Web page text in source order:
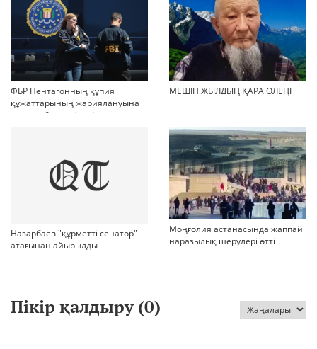
бейімдеудің медиа-стратегиясы
ФБР Пентагонның құпия
құжаттарының жариялануына
қатысы бар күдіктіні қамады
МЕШІН ЖЫЛДЫҢ ҚАРА ӨЛЕҢІ
Назарбаев "құрметті сенатор"
атағынан айырылды
Моңғолия астанасында жаппай
наразылық шерулері өтті
Пікір қалдыру (0)